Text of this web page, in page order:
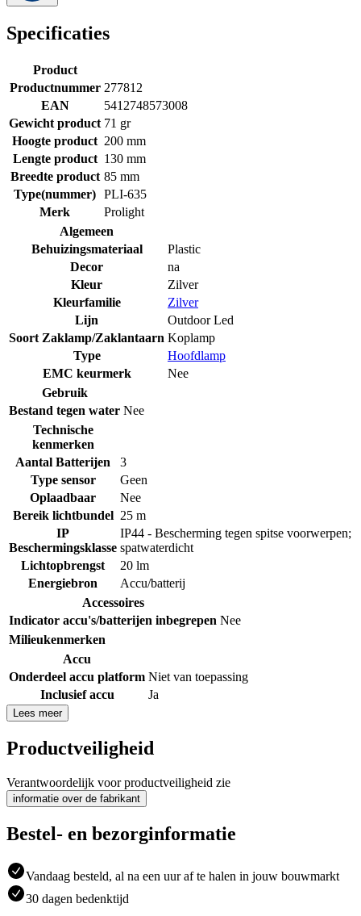
Specificaties
Product
Productnummer 277812
EAN
5412748573008
Gewicht product 71 gr
Hoogte product 200 mm
Lengte product 130 mm
Breedte product 85 mm
Type(nummer) PLI-635
Merk
Prolight
Algemeen
Behuizingsmateriaal
Plastic
Decor
na
Kleur
Zilver
Kleurfamilie
Zilver
Lijn
Outdoor Led
Soort Zaklamp/Zaklantaarn Koplamp
Type
Hoofdlamp
EMC keurmerk
Nee
Gebruik
Bestand tegen water Nee
Technische
kenmerken
Aantal Batterijen
3
Type sensor
Geen
Oplaadbaar
Nee
Bereik lichtbundel 25 m
IP
Beschermingsklasse
IP44 - Bescherming tegen spitse voorwerpen;
spatwaterdicht
Lichtopbrengst
20 lm
Energiebron
Accu/batterij
Accessoires
Indicator accu's/batterijen inbegrepen Nee
Milieukenmerken
Accu
Onderdeel accu platform Niet van toepassing
Inclusief accu
Ja
Lees meer
Productveiligheid
Verantwoordelijk voor productveiligheid zie
informatie over de fabrikant
Bestel- en bezorginformatie
Vandaag besteld, al na een uur af te halen in jouw bouwmarkt
30 dagen bedenktijd